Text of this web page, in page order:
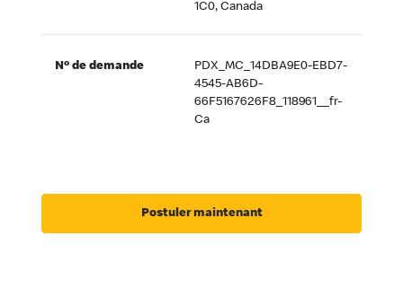
1C0, Canada
Nº de demande
PDX_MC_14DBA9E0-EBD7-
4545-AB6D-
66F5167626F8_118961__fr-
Ca
Postuler maintenant